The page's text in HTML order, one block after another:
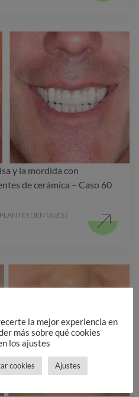
y la mordida con
de cerámica – Caso 60
DENTALES |
la mejor experiencia en
más sobre qué cookies
los ajustes
cookies Ajustes